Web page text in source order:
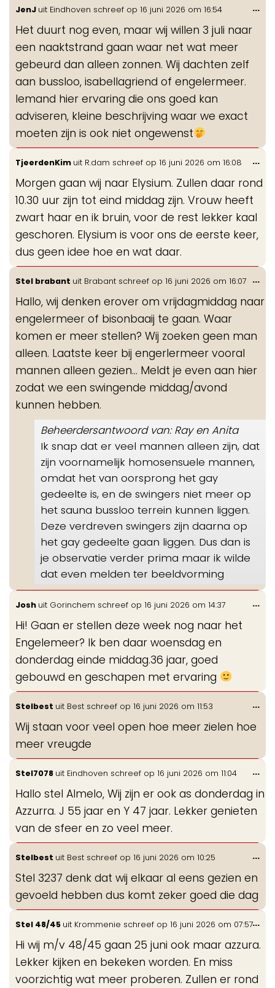
JenJ uit Eindhoven schreef op 16 juni 2026 om 16:54
Het duurt nog even, maar wij willen 3 juli naar
een naaktstrand gaan waar net wat meer
gebeurd dan alleen zonnen. Wij dachten zelf
aan bussloo, isabellagriend of engelermeer.
Iemand hier ervaring die ons goed kan
adviseren, kleine beschrijving waar we exact
moeten zijn is ook niet ongewenst
...
TjeerdenKim uit R.dam schreef op 16 juni 2026 om 16:08
Morgen gaan wij naar Elysium. Zullen daar rond
10.30 uur zijn tot eind middag zijn. Vrouw heeft
zwart haar en ik bruin, voor de rest lekker kaal
geschoren. Elysium is voor ons de eerste keer,
dus geen idee hoe en wat daar.
...
Stel brabant uit Brabant schreef op 16 juni 2026 om 16:07
Hallo, wij denken erover om vrijdagmiddag naar
engelermeer of bisonbaaij te gaan. Waar
komen er meer stellen? Wij zoeken geen man
alleen. Laatste keer bij engerlermeer vooral
mannen alleen gezien… Meldt je even aan hier
zodat we een swingende middag/avond
kunnen hebben.
Beheerdersantwoord van: Ray en Anita
Ik snap dat er veel mannen alleen zijn, dat
zijn voornamelijk homosensuele mannen,
omdat het van oorsprong het gay
gedeelte is, en de swingers niet meer op
het sauna bussloo terrein kunnen liggen.
Deze verdreven swingers zijn daarna op
het gay gedeelte gaan liggen. Dus dan is
je observatie verder prima maar ik wilde
dat even melden ter beeldvorming
...
Josh uit Gorinchem schreef op 16 juni 2026 om 14:37
Hi! Gaan er stellen deze week nog naar het
Engelemeer? Ik ben daar woensdag en
donderdag einde middag.36 jaar, goed
gebouwd en geschapen met ervaring
...
Stelbest uit Best schreef op 16 juni 2026 om 11:53
Wij staan voor veel open hoe meer zielen hoe
meer vreugde
...
Stel7078 uit Eindhoven schreef op 16 juni 2026 om 11:04
Hallo stel Almelo, Wij zijn er ook as donderdag in
Azzurra. J 55 jaar en Y 47 jaar. Lekker genieten
van de sfeer en zo veel meer.
...
Stelbest uit Best schreef op 16 juni 2026 om 10:25
Stel 3237 denk dat wij elkaar al eens gezien en
gevoeld hebben dus komt zeker goed die dag
...
Stel 48/45 uit Krommenie schreef op 16 juni 2026 om 07:57
Hi wij m/v 48/45 gaan 25 juni ook maar azzura.
Lekker kijken en bekeken worden. En miss
voorzichtig wat meer proberen. Zullen er rond
...